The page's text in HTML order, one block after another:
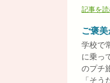
記事を
ご褒
学校で
に乗っ
のプチ
「そ